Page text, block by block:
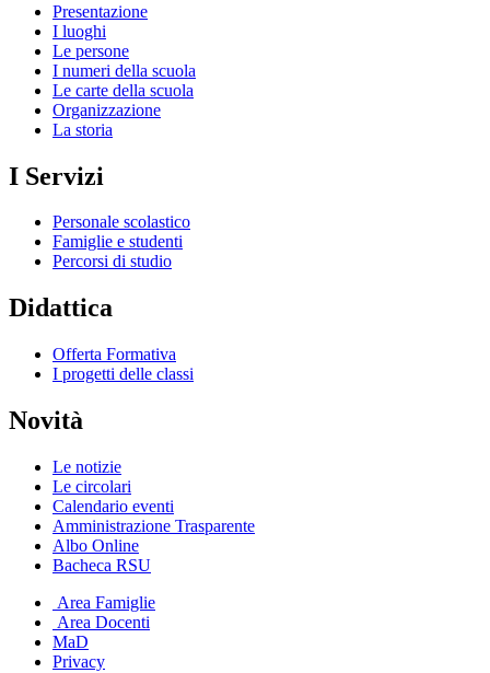
Presentazione
I luoghi
Le persone
I numeri della scuola
Le carte della scuola
Organizzazione
La storia
I Servizi
Personale scolastico
Famiglie e studenti
Percorsi di studio
Didattica
Offerta Formativa
I progetti delle classi
Novità
Le notizie
Le circolari
Calendario eventi
Amministrazione Trasparente
Albo Online
Bacheca RSU
Area Famiglie
Area Docenti
MaD
Privacy